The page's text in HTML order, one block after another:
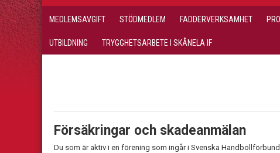
MEDLEMSAVGIFT STÖDMEDLEM FADDERVERKSAMHET
UTBILDNING TRYGGHETSARBETE I SKÅNELA IF
Försäkringar och skadeanmälan
Du som är aktiv i en förening som ingår i Svenska